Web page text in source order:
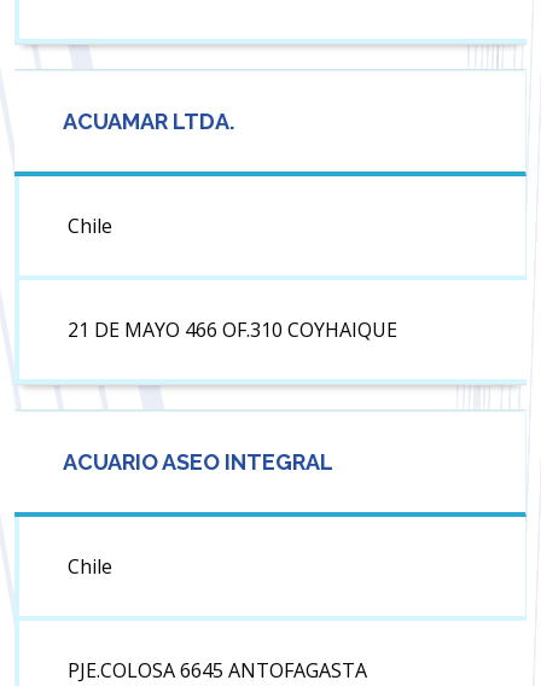
ACUAMAR LTDA.
Chile
21 DE MAYO 466 OF.310 COYHAIQUE
ACUARIO ASEO INTEGRAL
Chile
PJE.COLOSA 6645 ANTOFAGASTA